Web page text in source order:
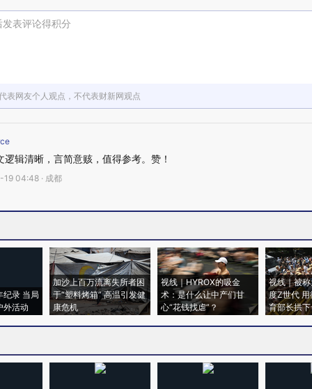
发表评论得积分
表网友个人观点，不代表财新网观点
逻辑清晰，言简意赅，值得参考。赞！
04:48 · 成都
纪录 当局
外活动
加沙上百万流离失所者困
于“塑料烤箱” 高温引发健
康危机
视线｜HYROX的吸金
术：是什么让中产们甘
心“花钱找虐”？
视线｜被称
度Z世代
育部长拱